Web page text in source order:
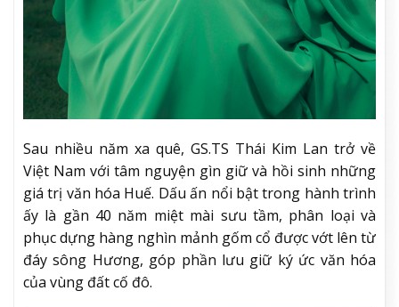
Sau nhiều năm xa quê, GS.TS Thái Kim Lan trở về
Việt Nam với tâm nguyện gìn giữ và hồi sinh những
giá trị văn hóa Huế. Dấu ấn nổi bật trong hành trình
ấy là gần 40 năm miệt mài sưu tầm, phân loại và
phục dựng hàng nghìn mảnh gốm cổ được vớt lên từ
đáy sông Hương, góp phần lưu giữ ký ức văn hóa
của vùng đất cố đô.